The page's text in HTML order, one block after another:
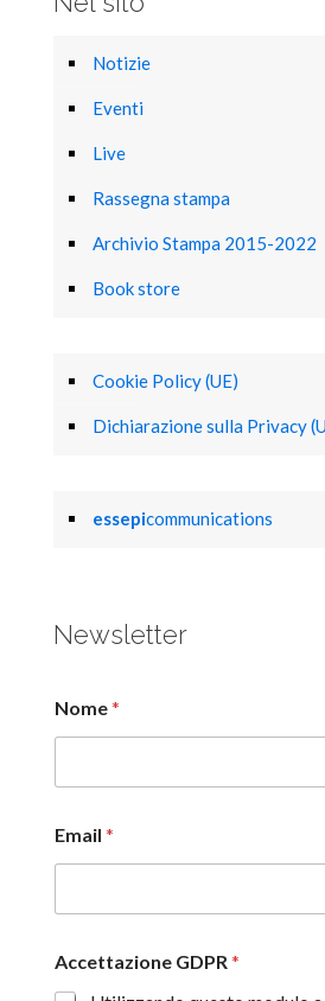
Notizie
Eventi
Live
Rassegna stampa
Archivio Stampa 2015-2022
Book store
Cookie Policy (UE)
Dichiarazione sulla Privacy
essepicommunications
Newsletter
Nome*
Email *
Accettazione GDPR *